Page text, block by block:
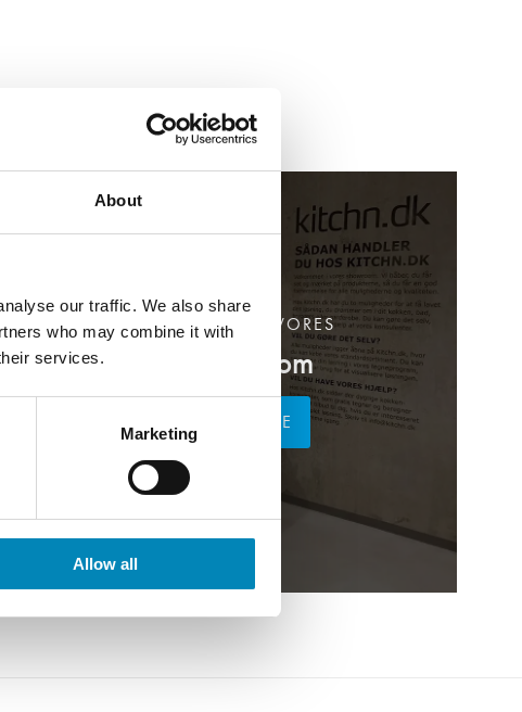
About
our traffic. We also share
who may combine it with
services.
Marketing
Allow all
Showroom
BESØG OS I VORES
LÆS MERE